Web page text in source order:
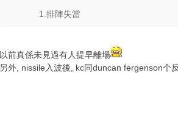
1.排陣失當
以前真係未見過有人提早離場
另外, nissile入波後, kc同duncan fergenson